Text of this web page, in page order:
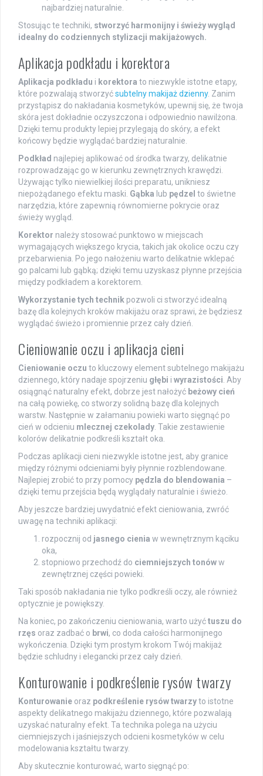
najbardziej naturalnie.
Stosując te techniki, stworzyć harmonijny i świeży wygląd
idealny do codziennych stylizacji makijażowych.
Aplikacja podkładu i korektora
Aplikacja podkładu i korektora to niezwykle istotne etapy,
które pozwalają stworzyćsubtelny makijaż dzienny. Zanim
przystąpisz do nakładania kosmetyków, upewnij się, że twoja
skóra jest dokładnie oczyszczona i odpowiednio nawilżona.
Dzięki temu produkty lepiej przylegają do skóry, a efekt
końcowy będzie wyglądać bardziej naturalnie.
Podkład najlepiej aplikować od środka twarzy, delikatnie
rozprowadzając go w kierunku zewnętrznych krawędzi.
Używając tylko niewielkiej ilości preparatu, unikniesz
niepożądanego efektu maski. Gąbka lub pędzel to świetne
narzędzia, które zapewnią równomierne pokrycie oraz
świeży wygląd.
Korektor należy stosować punktowo w miejscach
wymagających większego krycia, takich jak okolice oczu czy
przebarwienia. Po jego nałożeniu warto delikatnie wklepać
go palcami lub gąbką; dzięki temu uzyskasz płynne przejścia
między podkładem a korektorem.
Wykorzystanie tych technik pozwoli ci stworzyć idealną
bazę dla kolejnych kroków makijażu oraz sprawi, że będziesz
wyglądać świeżo i promiennie przez cały dzień.
Cieniowanie oczu i aplikacja cieni
Cieniowanie oczu to kluczowy element subtelnego makijażu
dziennego, który nadaje spojrzeniu głębi i wyrazistości . Aby
osiągnąć naturalny efekt, dobrze jest nałożyć beżowy cień
na całą powiekę, co stworzy solidną bazę dla kolejnych
warstw. Następnie w załamaniu powieki warto sięgnąć po
cień w odcieniu mlecznej czekolady . Takie zestawienie
kolorów delikatnie podkreśli kształt oka.
Podczas aplikacji cieni niezwykle istotne jest, aby granice
między różnymi odcieniami były płynnie rozblendowane.
Najlepiej zrobić to przy pomocy pędzla do blendowania –
dzięki temu przejścia będą wyglądały naturalnie i świeżo.
Aby jeszcze bardziej uwydatnić efekt cieniowania, zwróć
uwagę na techniki aplikacji:
rozpocznij od jasnego cienia w wewnętrznym kąciku
oka,
stopniowo przechodź do ciemniejszych tonóww
zewnętrznej części powieki.
Taki sposób nakładania nie tylko podkreśli oczy, ale również
optycznie je powiększy.
Na koniec, po zakończeniu cieniowania, warto użyćtuszu do
rzęs oraz zadbać o brwi, co doda całości harmonijnego
wykończenia. Dzięki tym prostym krokom Twój makijaż
będzie schludny i elegancki przez cały dzień.
Konturowanie i podkreślenie rysów twarzy
Konturowanie oraz podkreślenie rysów twarzyto istotne
aspekty delikatnego makijażu dziennego, które pozwalają
uzyskać naturalny efekt. Ta technika polega na użyciu
ciemniejszych i jaśniejszych odcieni kosmetyków w celu
modelowania kształtu twarzy.
Aby skutecznie konturować, warto sięgnąć po: